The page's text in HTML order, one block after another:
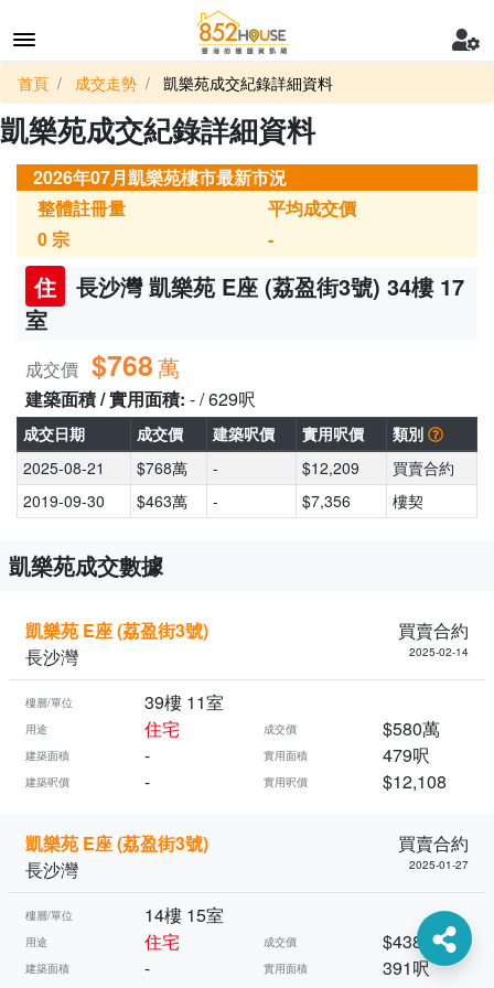
首頁 成交走勢 凱樂苑成交紀錄詳細資料
凱樂苑成交紀錄詳細資料
2026年07月凱樂苑樓市最新市況
整體註冊量
0宗
平均成交價
-
住
長沙灣 凱樂苑 E座 (荔盈街3號) 34樓 17
室
成交價 $768萬
建築面積 / 實用面積: - / 629呎
成交日期 成交價 建築呎價 實用呎價
類別
2025-08-21
$768萬 - $12,209
買賣合約
2019-09-30
$463萬 - $7,356 樓契
凱樂苑成交數據
凱樂苑 E座 (荔盈街3號)
買賣合約
長沙灣
2025-02-14
樓層/單位 39樓 11室
用途 住宅 成交價 $580萬
建築面積 - 實用面積 479呎
建築呎價 - 實用呎價 $12,108
凱樂苑 E座 (荔盈街3號)
買賣合約
長沙灣
2025-01-27
樓層/單位 14樓 15室
用途 住宅 成交價 $438萬
建築面積 - 實用面積 391呎